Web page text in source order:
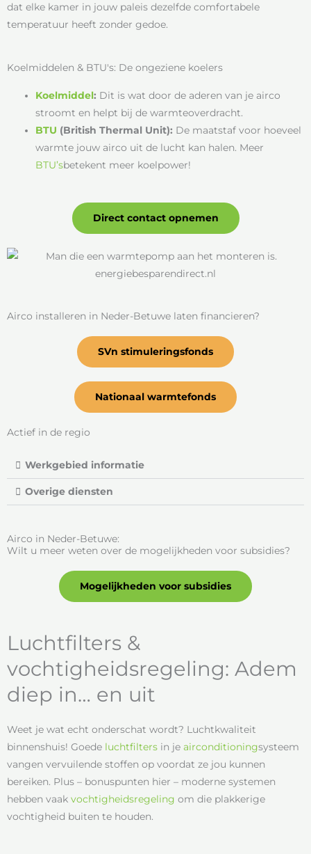
dat elke kamer in jouw paleis dezelfde comfortabele
temperatuur heeft zonder gedoe.
Koelmiddelen & BTU's: De ongeziene koelers
Koelmiddel: Dit is wat door de aderen van je airco
stroomt en helpt bij de warmteoverdracht.
BTU (British Thermal Unit): De maatstaf voor hoeveel
warmte jouw airco uit de lucht kan halen. Meer
BTU’sbetekent meer koelpower!
Direct contact opnemen
Airco installeren in Neder-Betuwe laten financieren?
SVn stimuleringsfonds
Nationaal warmtefonds
Actief in de regio
Werkgebied informatie
Overige diensten
Airco in Neder-Betuwe:
Wilt u meer weten over de mogelijkheden voor subsidies?
Mogelijkheden voor subsidies
Luchtfilters &
vochtigheidsregeling: Adem
diep in… en uit
Weet je wat echt onderschat wordt? Luchtkwaliteit
binnenshuis! Goede luchtfilters in je airconditioningsysteem
vangen vervuilende stoffen op voordat ze jou kunnen
bereiken. Plus – bonuspunten hier – moderne systemen
hebben vaak vochtigheidsregeling om die plakkerige
vochtigheid buiten te houden.